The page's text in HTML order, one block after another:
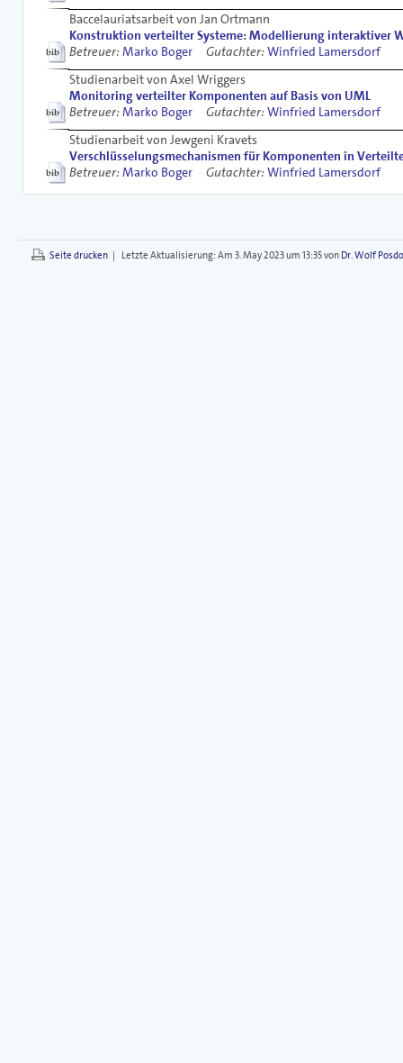
Baccelauriatsarbeit von Jan Ortmann
Konstruktion verteilter Systeme: Modellierung interaktiver
Betreuer: Marko Boger Gutachter: Winfried Lamersdorf
Studienarbeit von Axel Wriggers
Monitoring verteilter Komponenten auf Basis von UML
Betreuer: Marko Boger Gutachter: Winfried Lamersdorf
Studienarbeit von Jewgeni Kravets
Verschlüsselungsmechanismen für Komponenten in
Betreuer: Marko Boger Gutachter: Winfried Lamersdorf
Seite drucken | Letzte Aktualisierung:Am 3. May 2023 um 13:35 von Dr. Wolf